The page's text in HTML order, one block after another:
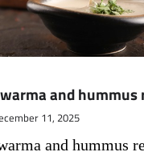
and
11, 2025
and hummus